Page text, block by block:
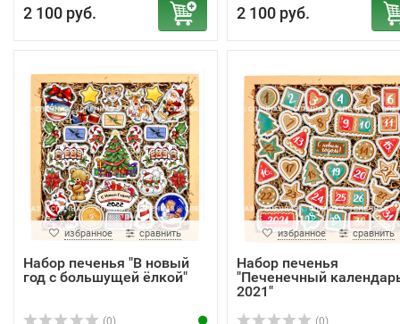
2 100 руб. 2 100 руб.
избранное сравнить
Набор печенья "В новый
год с большущей ёлкой"
(0)
избранное сравнить
Набор печенья
"Печенечный
2021"
(0)